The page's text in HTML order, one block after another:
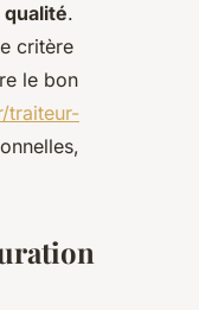
.
critère
le bon
traiteur-